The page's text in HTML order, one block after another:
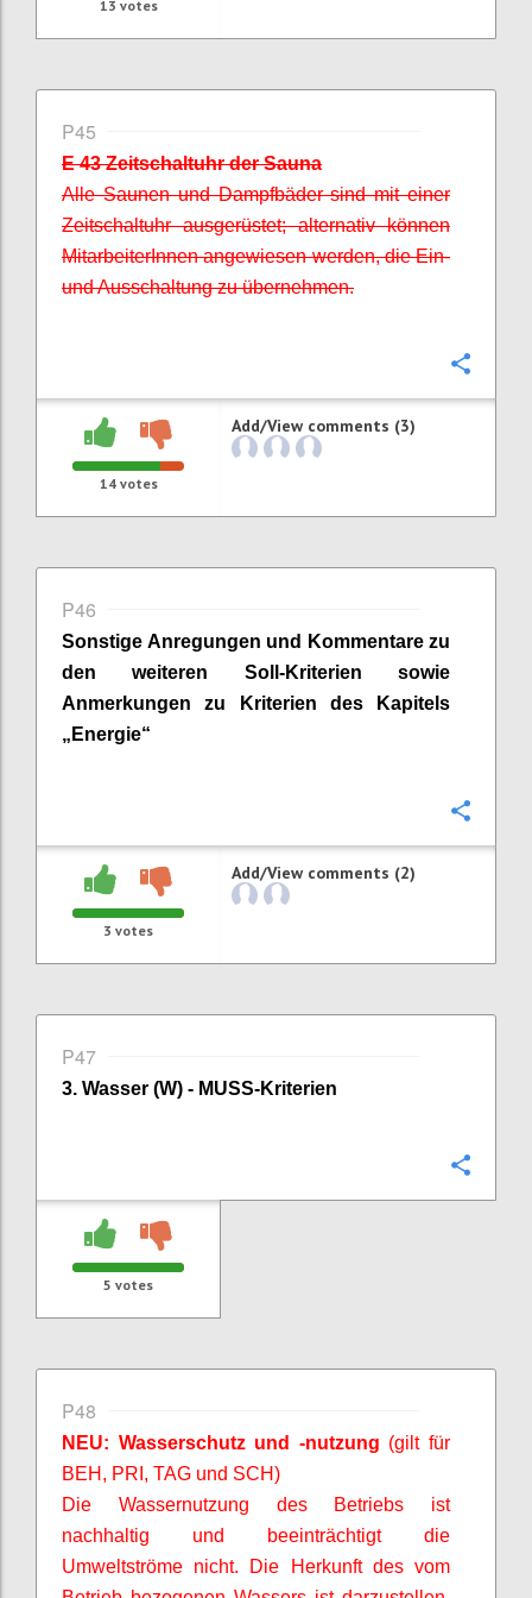
13 votes
P45
E 43 Zeitschaltuhr der Sauna
Alle Saunen und Dampfbäder sind mit einer
Zeitschaltuhr ausgerüstet; alternativ können
MitarbeiterInnenangewiesen werden, die Ein-
und Ausschaltung zu übernehmen.
14votes
Add/View comments (3)
P46
Sonstige Anregungen und Kommentare zu
den weiteren Soll-Kriterien sowie
Anmerkungen zu Kriterien des Kapitels
„ Energie“
3 votes
Add/View comments (2)
P47
3. Wasser (W) - MUSS-Kriterien
5 votes
P48
NEU: Wasserschutz und -nutzung (gilt für
BEH, PRI, TAG und SCH)
Die Wassernutzung des Betriebs ist
nachhaltig und beeinträchtigt die
Umweltströme nicht. Die Herkunft des vom